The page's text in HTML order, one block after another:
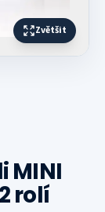
Zvětšit
MINI
rolí